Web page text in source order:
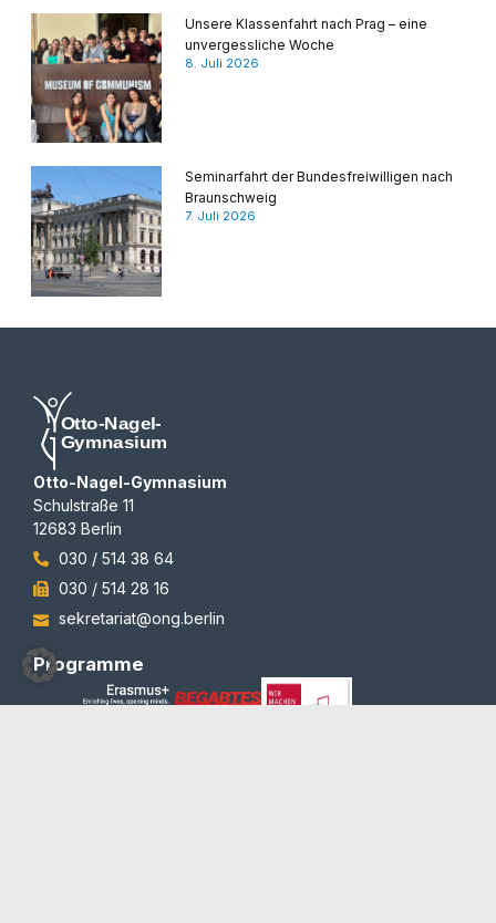
Unsere Klassenfahrt nach Prag – eine
unvergessliche Woche
8. Juli 2026
Seminarfahrt der Bundesfreiwilligen nach
Braunschweig
7. Juli 2026
Otto-Nagel-Gymnasium
Schulstraße 11
12683 Berlin
030 / 514 38 64
030 / 514 28 16
sekretariat@ong.berlin
Programme